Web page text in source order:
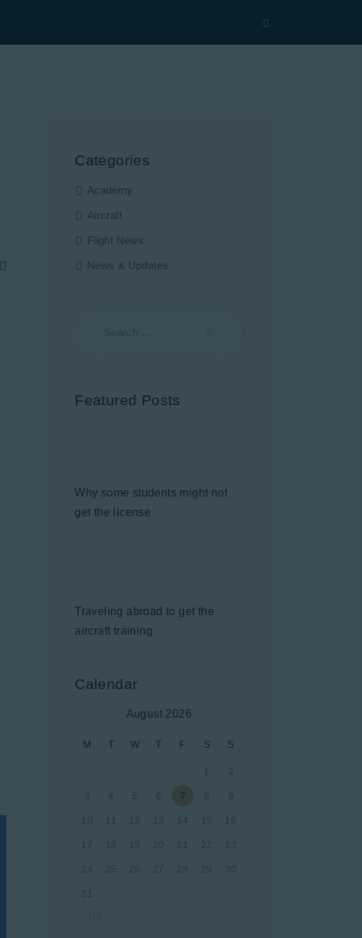
Categories
Academy
Aircraft
Flight News
News & Updates
Featured Posts
Why some students might not
get the license
Traveling abroad to get the
aircraft training
Calendar
August 2026
M T W T F S S
3 4 5 6 7 8 9
10 13 14 15 16
17 18 19 20 23
24 25 26 27 28 29 30
31
« Jul